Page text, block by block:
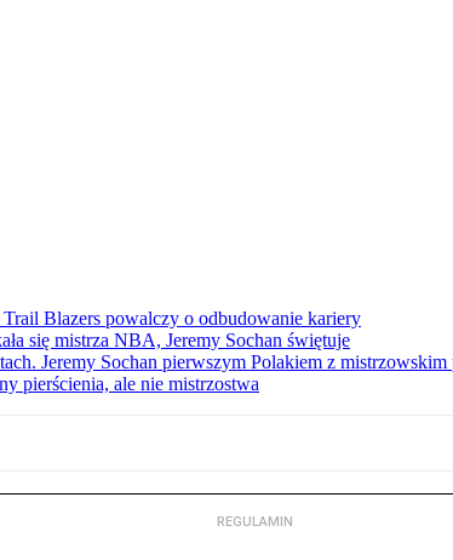
Blazers powalczy o odbudowanie kariery
się mistrza NBA, Jeremy Sochan świętuje
Jeremy Sochan pierwszym Polakiem z mistrzowskim
pierścienia, ale nie mistrzostwa
REGULAMIN